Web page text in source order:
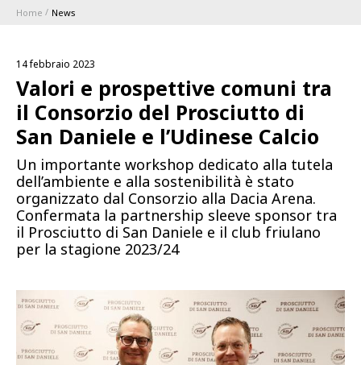
1896 MEMBERSHIP PROGRAM
STAGIONE
Serie A
Coppa Italia
Calendari e Risultati
Classifiche
CLUB
BLUENERGY STADIUM
SPONSOR
SQUADRE
Home News
14 febbraio 2023
Valori e prospettive comuni tra
il Consorzio del Prosciutto di
San Daniele e l’Udinese Calcio
Un importante workshop dedicato alla tutela
dell’ambiente e alla sostenibilità è stato
organizzato dal Consorzio alla Dacia Arena.
Confermata la partnership sleeve sponsor tra
il Prosciutto di San Daniele e il club friulano
per la stagione 2023/24